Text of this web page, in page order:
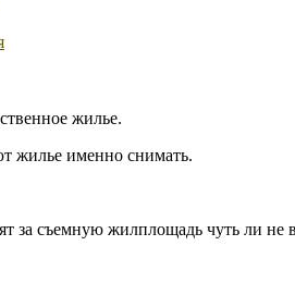
жилье.
жилье именно снимать.
за съемную жилплощадь чуть ли не